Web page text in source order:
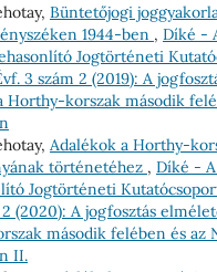
Büntetőjogi
1944-ben , Díké -
Jogtörténeti
3 szám 2 (2019): A
Horthy-korszak második
Adalékok a Horthy-
történetéhez , Díké -
Jogtörténeti
(2020): A jogfosztás
második felében és az
II.